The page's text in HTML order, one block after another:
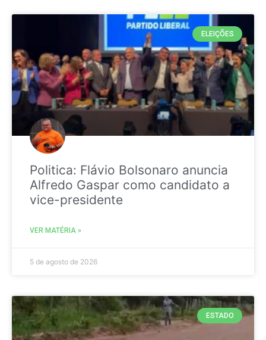
ELEIÇÕES
Politica: Flávio Bolsonaro anuncia
Alfredo Gaspar como candidato a
vice-presidente
VER MATÉRIA »
5 de agosto de 2026
ESTADO